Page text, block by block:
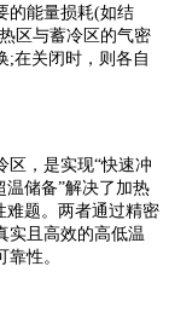
能量损耗(如结
区与蓄冷区的气密
;在关闭时，则各自
区，是实现“快速冲
温储备”解决了加热
难题。两者通过精密
实且高效的高低温
性。